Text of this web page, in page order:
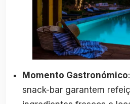
Momento Gastronómico
snack-bar garantem